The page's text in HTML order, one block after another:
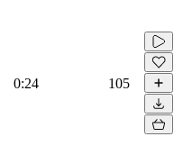
0:24 105